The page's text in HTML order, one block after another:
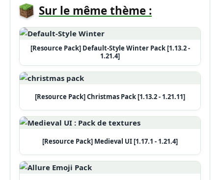
Sur le même thème :
[Resource Pack] Default-Style Winter Pack [1.13.2 -
1.21.4]
[Resource Pack] Christmas Pack [1.13.2 - 1.21.11]
[Resource Pack] Medieval UI [1.17.1 - 1.21.4]